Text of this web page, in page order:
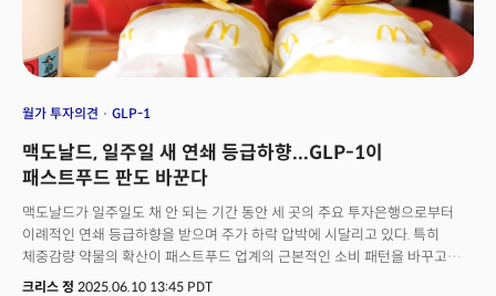
월가 투자의견 GLP-1
맥도날드, 일주일 새 연쇄 등급하향...GLP-1이
패스트푸드 판도 바꾼다
맥도날드가 일주일도 채 안 되는 기간 동안 세 곳의 주요 투자은행으로부터
이례적인 연쇄 등급하향을 받으며 주가 하락 압박에 시달리고 있다. 특히
체중감량 약물의 확산이 패스트푸드 업계의 근본적인 소비 패턴을 바꾸고
있다는 분석이 제기되면서 우려가 커지고 있는 양상이다.레드번 애틀랜틱은
크리스 정 2025.06.10 13:45 PDT